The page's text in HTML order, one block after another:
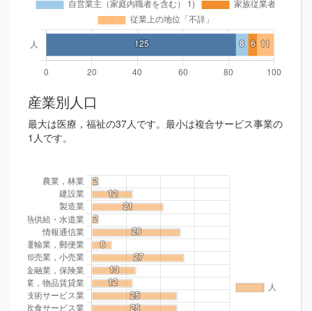
産業別人口
最大は医療，福祉の37人です。最小は複合サービス事業の
1人です。